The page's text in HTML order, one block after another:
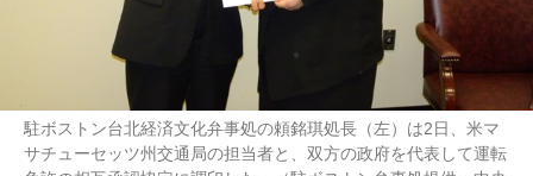
駐ボストン台北経済文化弁事処の頼銘琪処長（左）は2日、米マ
サチューセッツ州交通局の担当者と、双方の政府を代表して運転